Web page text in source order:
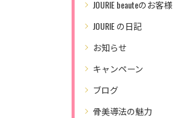
JOURIE beauteのお客様
JOURIE の日記
お知らせ
キャンペーン
ブログ
骨美導法の魅力